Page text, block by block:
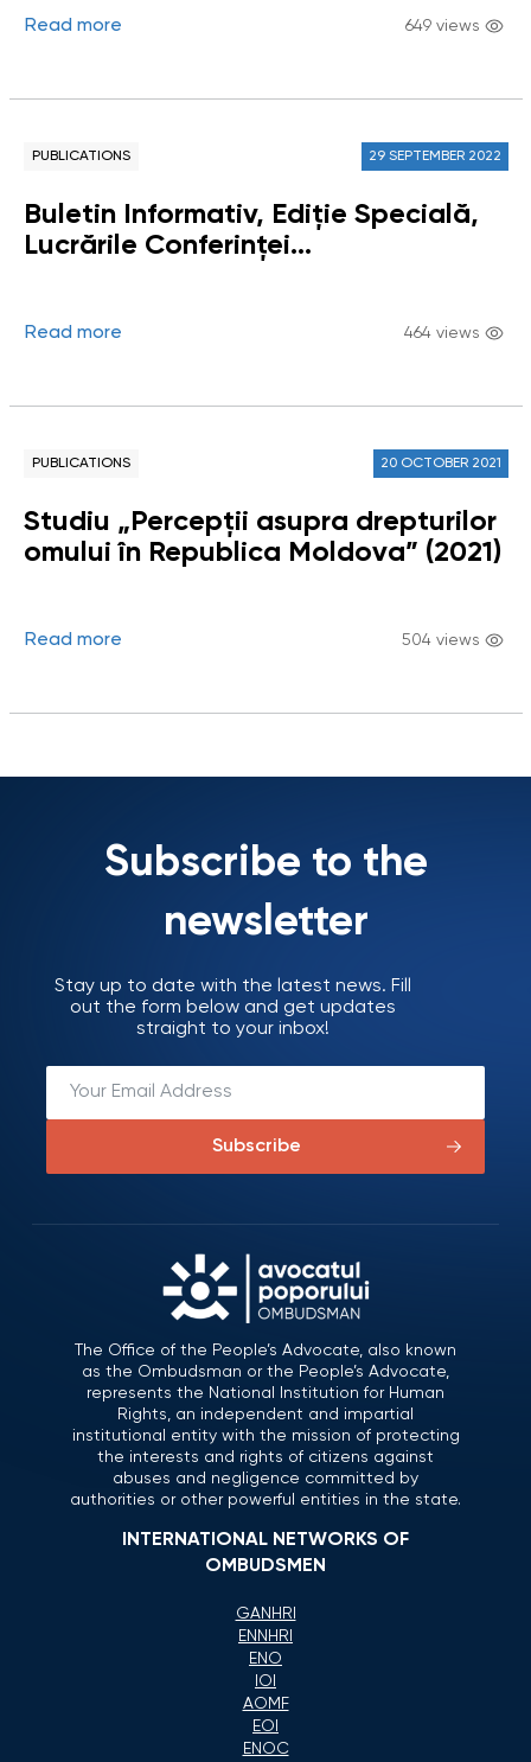
Read more 649 views
PUBLICATIONS 29 SEPTEMBER 2022
Buletin Informativ, Ediție Specială,
Lucrările Conferinței
Read more 464 views
PUBLICATIONS 20 OCTOBER 2021
Studiu „Percepții asupra drepturilor
omului în Republica Moldova” (2021)
Read more 504 views
Subscribe to the
newsletter
Stay up to date with the latest news. Fill
out the form below and get updates
straight to your inbox!
Subscribe
The Office of the People’s Advocate, also known
as the Ombudsman or the People’s Advocate,
represents the National Institution for Human
Rights, an independent and impartial
institutional entity with the mission of protecting
the interests and rights of citizens against
abuses and negligence committed by
authorities or other powerful entities in the state.
INTERNATIONAL NETWORKS OF
OMBUDSMEN
GANHRI
ENNHRI
ENO
IOI
AOMF
EOI
ENOC